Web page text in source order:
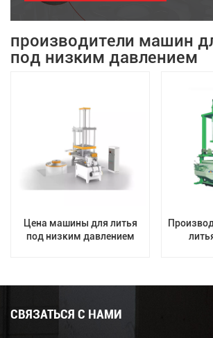
производители машин
под низким давлением
Цена машины для литья
под низким давлением
СВЯЗАТЬСЯ С НАМИ